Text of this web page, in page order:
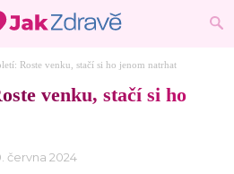
Roste venku, stačí si ho jenom natrhat
venku, stačí si ho
června 2024